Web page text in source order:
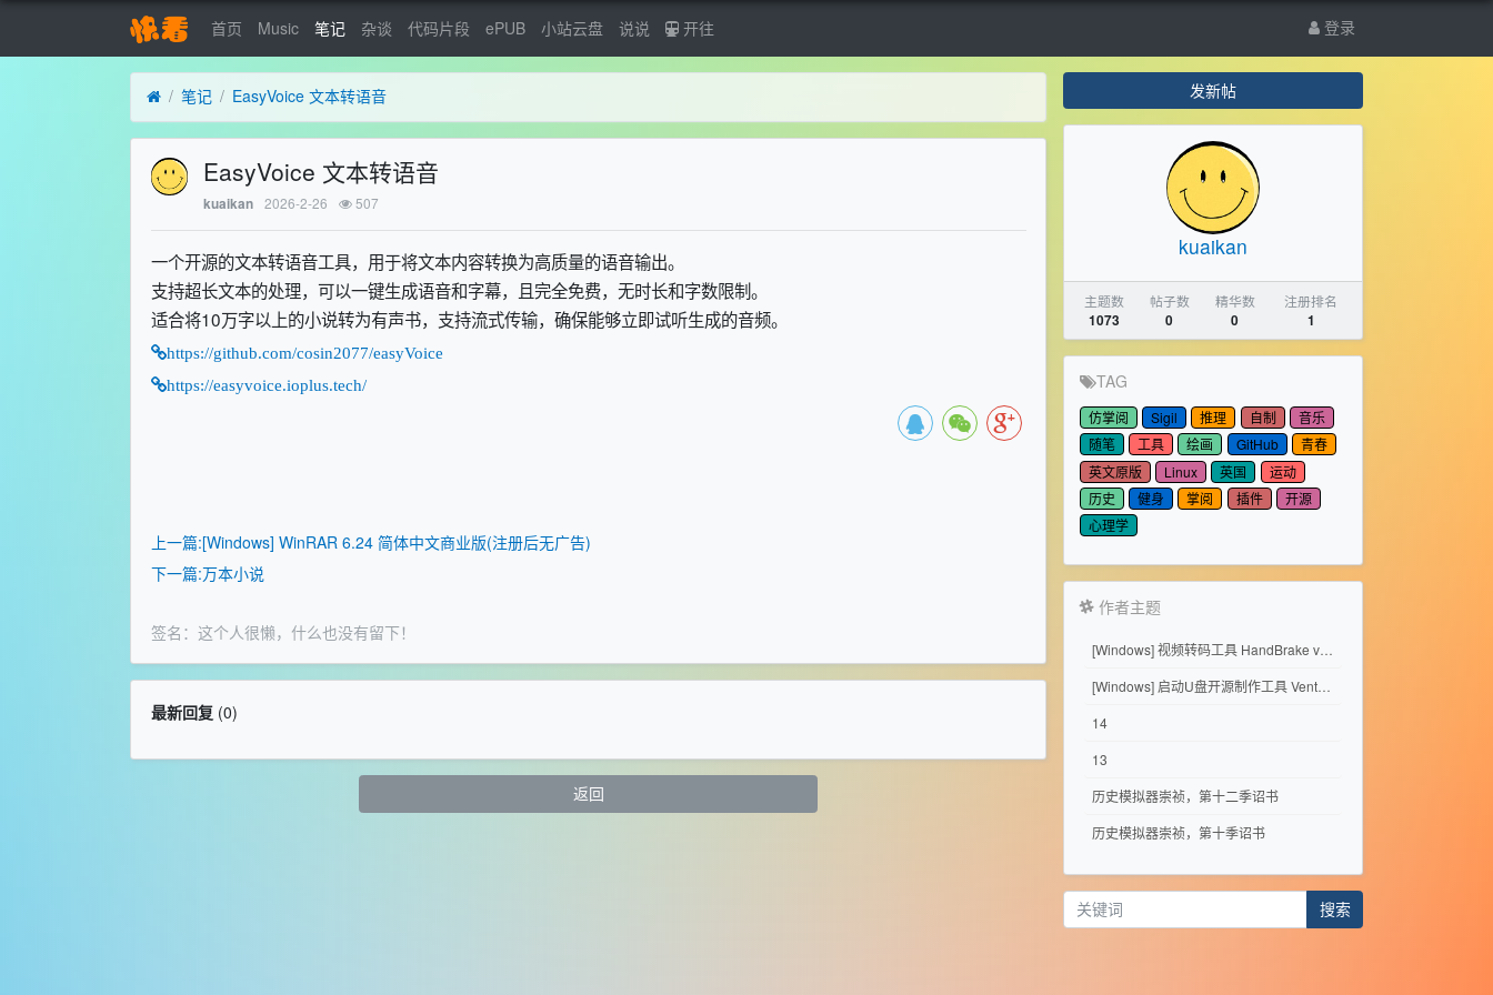
首页 Music 笔记 杂谈 代码片段 ePUB 小站云盘 说说 开往 登录
笔记 EasyVoice 文本转语音
EasyVoice 文本转语音
kuaikan 2026-2-26 507
一个开源的文本转语音工具，用于将文本内容转换为高质量的语音输出。
支持超长文本的处理，可以一键生成语音和字幕，且完全免费，无时长和字数限制。
适合将10万字以上的小说转为有声书，支持流式传输，确保能够立即试听生成的音频。
https://github.com/cosin2077/easyVoice
https://easyvoice.ioplus.tech/
上一篇:[Windows] WinRAR 6.24 简体中文商业版(注册后无广告)
下一篇:万本小说
签名：这个人很懒，什么也没有留下！
最新回复(0)
返回
发新帖
kuaikan
主题数
1073
帖子数
0
精华数
0
注册排名
1
TAG
仿掌阅 Sigil 推理 自制
音乐
随笔
工具 绘画 GitHub
青春
英文原版
Linux 英国
运动
历史
健身 掌阅 插件
开源
心理学
作者主题
[Windows] 视频转码工具 HandBrake v1.11.2
[Windows] 启动U盘开源制作工具 Ventoy 1.1.17
14
13
历史模拟器崇祯，第十二季诏书
历史模拟器崇祯，第十季诏书
搜索